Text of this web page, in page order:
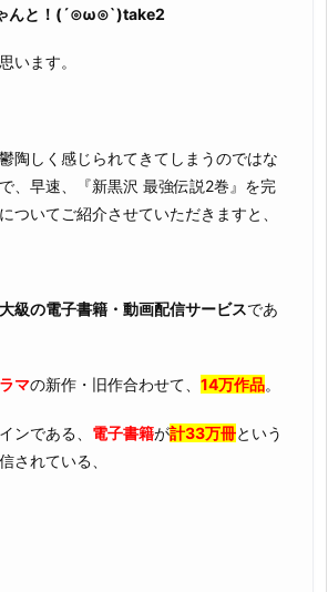
んと！(´⊙ω⊙`)take2
います。
陶しく感じられてきてしまうのではな
、早速、『新黒沢 最強伝説2巻』を完
ついてご紹介させていただきますと、
級の電子書籍・動画配信サービスであ
マの新作・旧作合わせて、 14万作品。
ンである、 電子書籍が計33万冊という
されている、